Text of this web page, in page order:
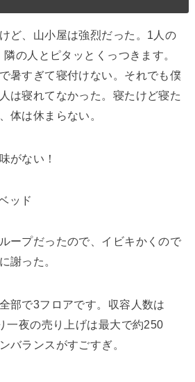
ど、山小屋は強烈だった。1人の
の人とピタッとくっつきます。
暑すぎて寝付けない。それでも僕
は寝れてなかった。寝たけど寝た
体は休まらない。
がない！
ープだったので、イビキかくので
謝った。
部で3フロアです。収容人数は
一夜の売り上げは最大で約250
バランスがすごすぎ。